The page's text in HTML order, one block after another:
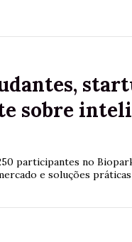
sobre
participantes no
e soluções